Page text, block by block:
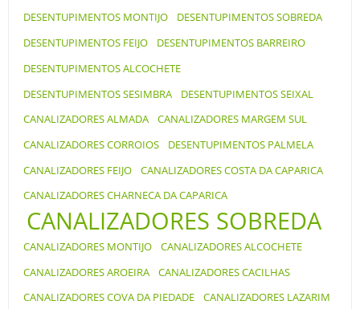
DESENTUPIMENTOS MONTIJO
DESENTUPIMENTOS SOBREDA
DESENTUPIMENTOS FEIJO
DESENTUPIMENTOS BARREIRO
DESENTUPIMENTOS ALCOCHETE
DESENTUPIMENTOS SESIMBRA
DESENTUPIMENTOS SEIXAL
CANALIZADORES ALMADA
CANALIZADORES MARGEM SUL
CANALIZADORES CORROIOS
DESENTUPIMENTOS PALMELA
CANALIZADORES FEIJO
CANALIZADORES COSTA DA CAPARICA
CANALIZADORES CHARNECA DA CAPARICA
CANALIZADORES SOBREDA
CANALIZADORES MONTIJO
CANALIZADORES ALCOCHETE
CANALIZADORES AROEIRA
CANALIZADORES CACILHAS
CANALIZADORES COVA DA PIEDADE
CANALIZADORES LAZARIM